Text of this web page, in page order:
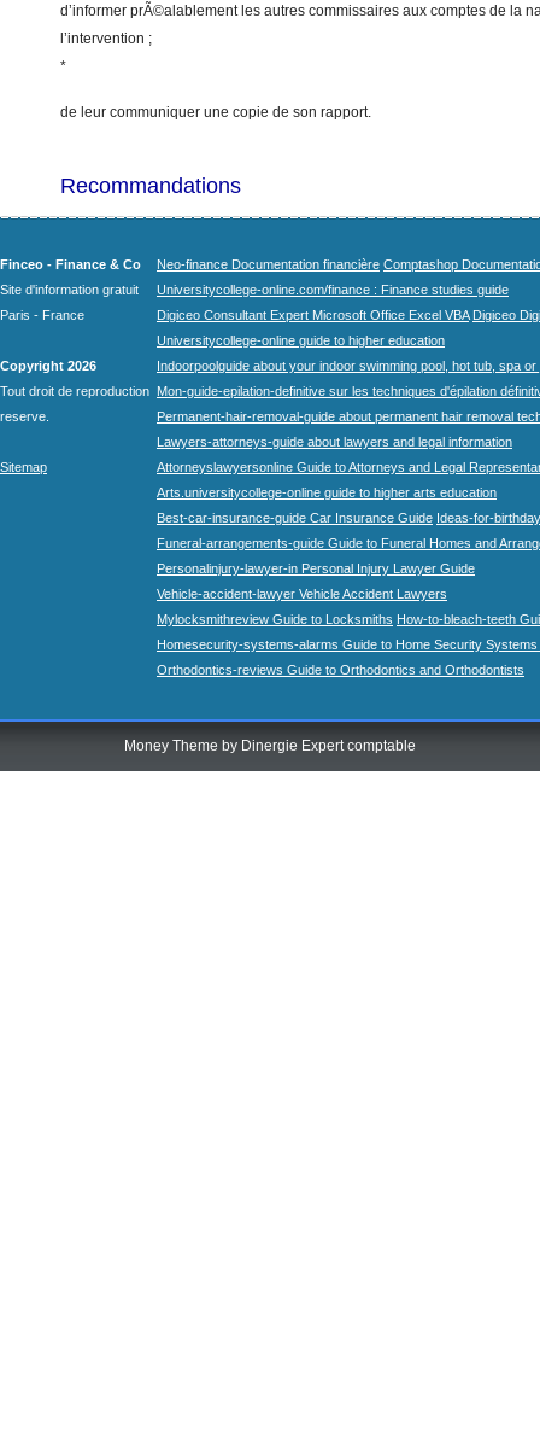
d’informer prÃ©alablement les autres commissaires aux comptes de la
l’intervention ;
*
de leur communiquer une copie de son rapport.
Recommandations
Finceo - Finance & Co
Site d'information gratuit
Paris - France
Copyright 2026
Tout droit de reproduction
reserve.
Sitemap
Neo-finance Documentation financière Comptashop
Universitycollege-online.com/finance : Finance studies guide
Digiceo Consultant Expert Microsoft Office Excel VBA Digiceo
Universitycollege-online guide to higher education
Indoorpoolguide about your indoor swimming pool, hot tub, spa
Mon-guide-epilation-definitive sur les techniques d'épilation
Permanent-hair-removal-guide about permanent hair removal
Lawyers-attorneys-guide about lawyers and legal information
Attorneyslawyersonline Guide to Attorneys and Legal
Arts.universitycollege-online guide to higher arts education
Best-car-insurance-guide Car Insurance Guide Ideas-for-
Funeral-arrangements-guide Guide to Funeral Homes and
Personalinjury-lawyer-in Personal Injury Lawyer Guide
Vehicle-accident-lawyer Vehicle Accident Lawyers
Mylocksmithreview Guide to Locksmiths How-to-bleach-teeth
Homesecurity-systems-alarms Guide to Home Security Systems
Orthodontics-reviews Guide to Orthodontics and Orthodontists
Money Theme by Dinergie Expert comptable